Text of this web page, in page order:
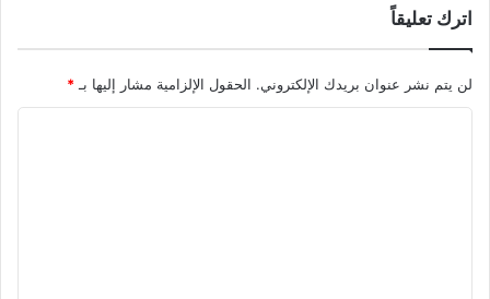
اترك تعليقاً
لن يتم نشر عنوان بريدك الإلكتروني. الحقول الإلزامية مشار إليها بـ *